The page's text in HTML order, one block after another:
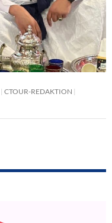
CTOUR-REDAKTION